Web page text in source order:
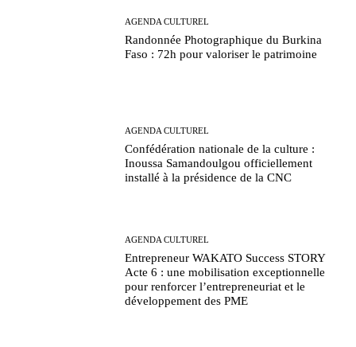
AGENDA CULTUREL
Randonnée Photographique du Burkina
Faso : 72h pour valoriser le patrimoine
AGENDA CULTUREL
Confédération nationale de la culture :
Inoussa Samandoulgou officiellement
installé à la présidence de la CNC
AGENDA CULTUREL
Entrepreneur WAKATO Success STORY
Acte 6 : une mobilisation exceptionnelle
pour renforcer l’entrepreneuriat et le
développement des PME